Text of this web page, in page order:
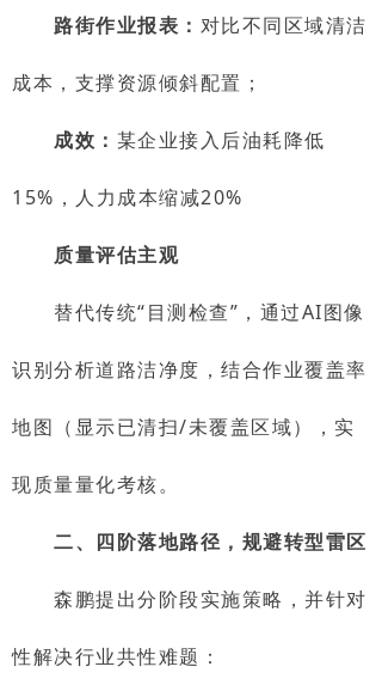
路街作业报表： 对比不同区域清洁
成本，支撑资源倾斜配置；
成效： 某企业接入后油耗降低
15%，人力成本缩减20%
质量评估主观
替代传统“目测检查”，通过AI图像
识别分析道路洁净度，结合作业覆盖率
地图（显示已清扫/未覆盖区域），实
现质量量化考核。
二、四阶落地路径，规避转型雷区
森鹏提出分阶段实施策略，并针对
性解决行业共性难题：